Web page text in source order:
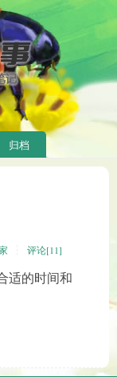
归档
评论[11]
的时间和